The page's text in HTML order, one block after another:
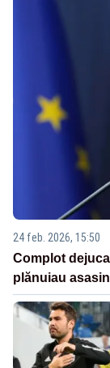
24 feb. 2026, 15:50
Complot
plănuiau